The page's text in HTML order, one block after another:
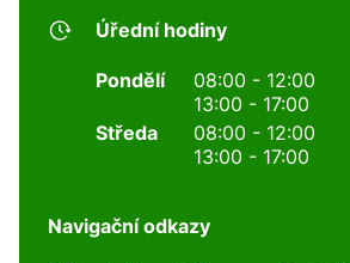
Úřední hodiny
Pondělí
08:00 - 12:00
13:00 - 17:00
Středa
08:00 - 12:00
13:00 - 17:00
Navigační odkazy